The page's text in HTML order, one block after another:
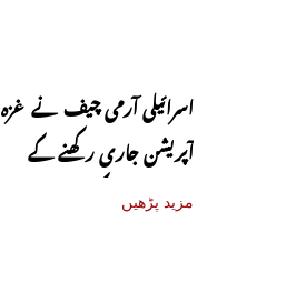
اسرائیلی آرمی چیف نے غزہ
آپریشن جاری رکھنے کے
عزم کا اظہار کر دیا
مزید پڑھیں